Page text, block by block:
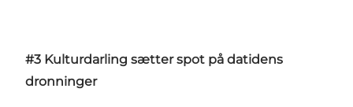
#3 Kulturdarling sætter spot på datidens
dronninger